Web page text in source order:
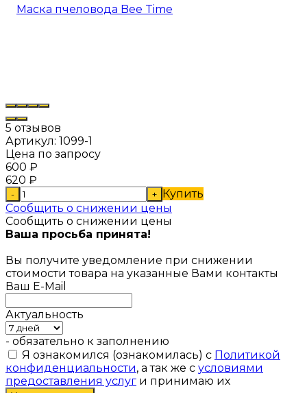
5 отзывов
Артикул: 1099-1
Цена по запросу
600 ₽
620 ₽
- + Купить
Сообщить о снижении цены
Сообщить о снижении цены
Ваша просьба принята!
Вы получите уведомление при снижении
стоимости товара на указанные Вами контакты
Ваш E-Mail
Актуальность
- обязательно к заполнению
Я ознакомился (ознакомилась) с Политикой
конфиденциальности, а так же с условиями
предоставления услуг и принимаю их